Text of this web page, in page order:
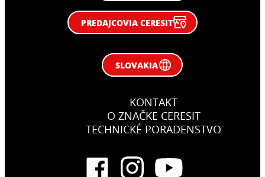
PREDAJCOVIA CERESIT
SLOVAKIA
KONTAKT
O ZNAČKE CERESIT
TECHNICKÉ PORADENSTVO